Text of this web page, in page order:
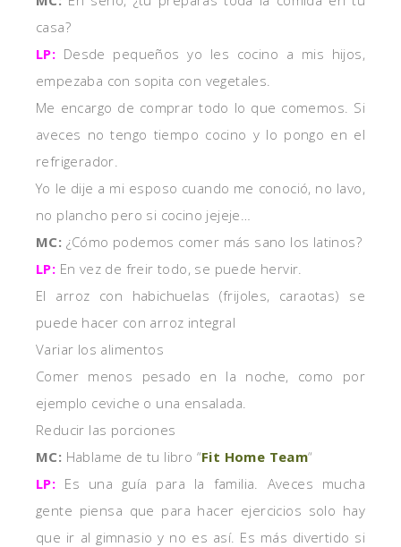
casa?
LP: Desde pequeños yo les cocino a mis hijos,
empezaba con sopita con vegetales.
Me encargo de comprar todo lo que comemos. Si
aveces no tengo tiempo cocino y lo pongo en el
refrigerador.
Yo le dije a mi esposo cuando me conoció, no lavo,
no plancho pero si cocino jejeje…
MC: ¿Cómo podemos comer más sano los latinos?
LP: En vez de freir todo, se puede hervir.
El arroz con habichuelas (frijoles, caraotas) se
puede hacer con arroz integral
Variar los alimentos
Comer menos pesado en la noche, como por
ejemplo ceviche o una ensalada.
Reducir las porciones
MC: Hablame de tu libro “Fit Home Team“
LP: Es una guía para la familia. Aveces mucha
gente piensa que para hacer ejercicios solo hay
que ir al gimnasio y no es así. Es más divertido si